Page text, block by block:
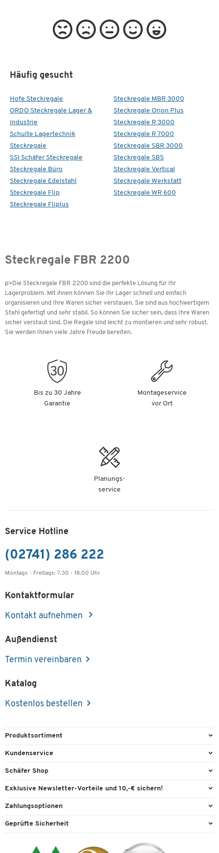
Häufig gesucht
Hofe Steckregale
ORDO Steckregale Lager &
Industrie
Schulte Lagertechnik
Steckregale
SSI Schäfer Steckregale
Steckregale Büro
Steckregale Edelstahl
Steckregale Flip
Steckregale Fliplus
Steckregale MBR 3000
Steckregale Orion Plus
Steckregale R 3000
Steckregale R 7000
Steckregale SBR 3000
Steckregale SBS
Steckregale Vertical
Steckregale Werkstatt
Steckregale WR 600
Steckregale FBR 2200
p>Die Steckregale FBR 2200 sind die perfekte Lösung für Ihr
Lagerproblem. Mit ihnen können Sie Ihr Lager schnell und einfach
organisieren und Ihre Waren sicher verstauen. Sie sind aus hochwertigem
Stahl gefertigt und sehr stabil. So können Sie sicher sein, dass Ihre Waren
sicher verstaut sind. Die Regale sind leicht zu montieren und sehr robust.
Sie werden Ihnen viele Jahre Freude bereiten.
Bis zu 30 Jahre
Garantie
Montageservice
vor Ort
Planungs-
service
Service Hotline
(02741) 286 222
Montags - Freitags: 7.30 - 18.00 Uhr
Kontaktformular
Kontakt aufnehmen
Außendienst
Termin vereinbaren
Katalog
Kostenlos bestellen
Produktsortiment
Büroausstattung
Reinigung & Hygiene
Technik
Kundenservice
Direktbestellung
Kontaktformulare
Lieferinformationen
Schäfer Shop
Services & Leistungen
Workplace Solutions
Exklusive Newsletter-Vorteile und 10,-€ sichern!
Willkommensgutschein
Expertenwissen
Zahlungsoptionen
Paypal
Geprüfte Sicherheit